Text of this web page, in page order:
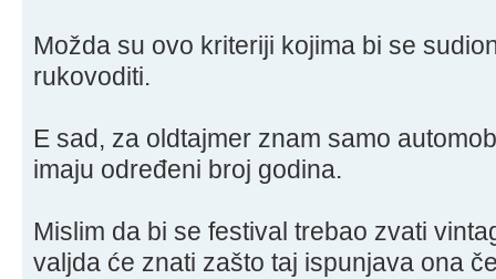
Možda su ovo kriteriji kojima bi se
rukovoditi.
E sad, za oldtajmer znam samo
imaju određeni broj godina.
Mislim da bi se festival trebao zvati
valjda će znati zašto taj ispunjava ona